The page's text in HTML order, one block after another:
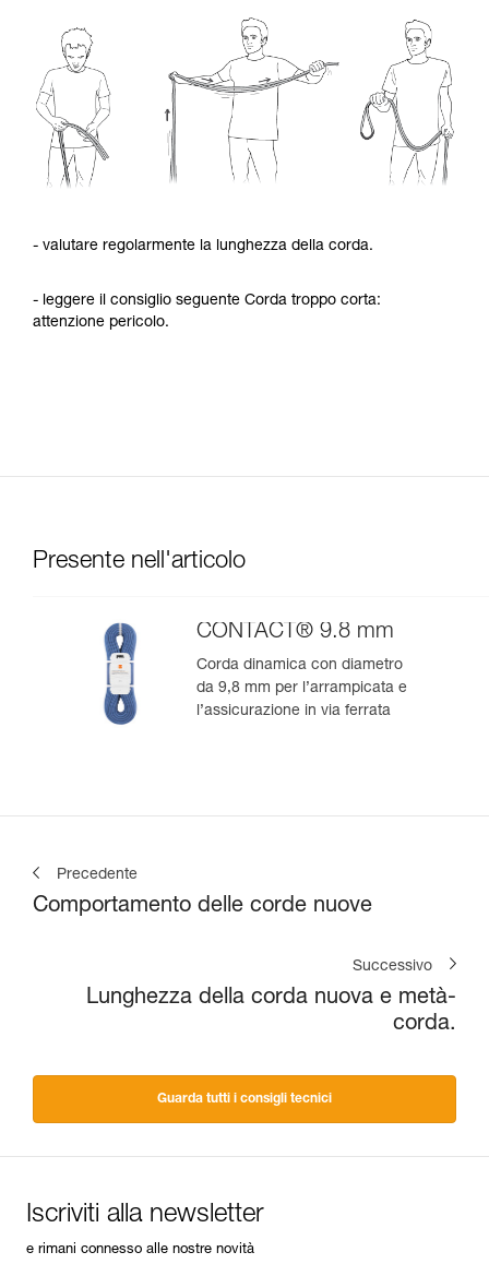
- valutare regolarmente la lunghezza della corda.
- leggere il consiglio seguente Corda troppo corta:
attenzione pericolo.
Presente nell'articolo
CONTACT® 9.8 mm
Corda dinamica con diametro
da 9,8 mm per l’arrampicata e
l’assicurazione in via ferrata
Precedente
Comportamento delle corde nuove
Successivo
Lunghezza della corda nuova e metà-
corda.
Guarda tutti i consigli tecnici
Iscriviti alla newsletter
e rimani connesso alle nostre novità